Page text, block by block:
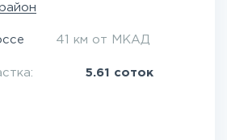
41 км от МКАД
5.61 соток